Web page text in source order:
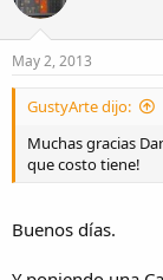
May 2, 2013
GustyArte dijo:
Muchas gracias
que costo tiene!
Buenos días.